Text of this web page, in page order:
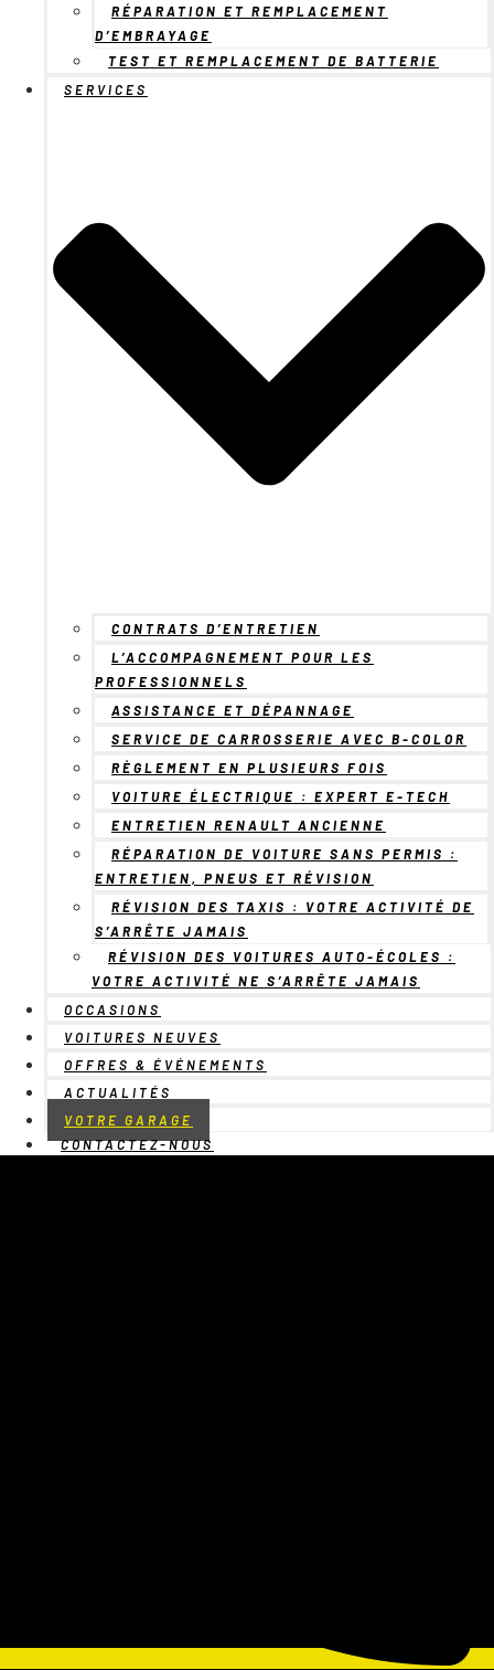
RÉPARATION ET REMPLACEMENT
D’EMBRAYAGE
TEST ET REMPLACEMENT DE BATTERIE
SERVICES
CONTRATS D’ENTRETIEN
L’ACCOMPAGNEMENT POUR LES
PROFESSIONNELS
ASSISTANCE ET DÉPANNAGE
SERVICE DE CARROSSERIE AVEC B-COLOR
RÈGLEMENT EN PLUSIEURS FOIS
VOITURE ÉLECTRIQUE : EXPERT E-TECH
ENTRETIEN RENAULT ANCIENNE
RÉPARATION DE VOITURE SANS PERMIS :
ENTRETIEN, PNEUS ET RÉVISION
RÉVISION DES TAXIS : VOTRE ACTIVITÉ DE
S’ARRÊTE JAMAIS
RÉVISION DES VOITURES AUTO-ÉCOLES :
VOTRE ACTIVITÉ NE S’ARRÊTE JAMAIS
OCCASIONS
VOITURES NEUVES
OFFRES & ÉVÉNEMENTS
ACTUALITÉS
VOTRE GARAGE
CONTACTEZ-NOUS